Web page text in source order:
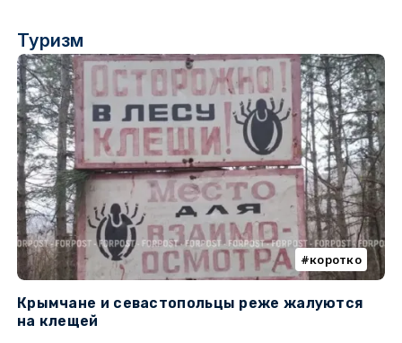
Туризм
коротко
Крымчане и севастопольцы реже жалуются
на клещей